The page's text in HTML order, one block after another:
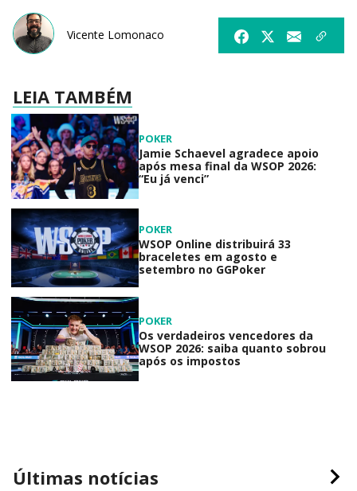
Vicente Lomonaco
LEIA TAMBÉM
POKER
Jamie Schaevel agradece apoio
após mesa final da WSOP 2026:
“Eu já venci”
POKER
WSOP Online distribuirá 33
braceletes em agosto e
setembro no GGPoker
POKER
Os verdadeiros vencedores da
WSOP 2026: saiba quanto sobrou
após os impostos
Últimas notícias